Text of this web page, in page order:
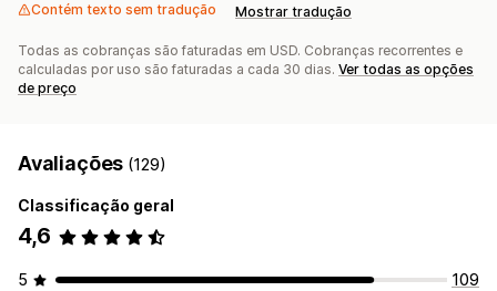
Contém texto sem tradução Mostrar tradução
Todas as cobranças são faturadas em USD. Cobranças recorrentes e
calculadas por uso são faturadas a cada 30 dias. Ver todas as opções
de preço
Avaliações (129)
Classificação geral
4,6
5
109